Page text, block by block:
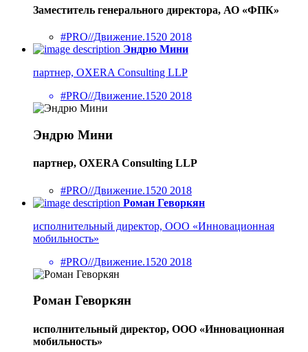
Заместитель генерального директора, АО «ФПК»
#PRO//Движение.1520 2018
Эндрю Мини
партнер, OXERA Consulting LLP
#PRO//Движение.1520 2018
Эндрю Мини
партнер, OXERA Consulting LLP
#PRO//Движение.1520 2018
Роман Геворкян
исполнительный директор, ООО «Инновационная
мобильность»
#PRO//Движение.1520 2018
Роман Геворкян
исполнительный директор, ООО «Инновационная
мобильность»